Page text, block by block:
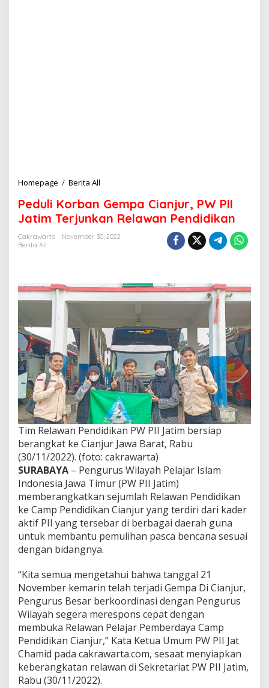
Homepage / Berita All
d
u
l
i
a
n
m
p
a
C
i
a
n
j
u
r
,
P
W
P
I
I
J
a
t
i
m
e
j
u
n
k
a
n
R
e
Peduli Korban Gempa Cianjur, PW PII
Jatim Terjunkan Relawan Pendidikan
Cakrawarta
November 30, 2022
Berita All
Tim Relawan Pendidikan PW PII Jatim bersiap
berangkat ke Cianjur Jawa Barat, Rabu
(30/11/2022). (foto: cakrawarta)
SURABAYA – Pengurus Wilayah Pelajar Islam
Indonesia Jawa Timur (PW PII Jatim)
memberangkatkan sejumlah Relawan Pendidikan
ke Camp Pendidikan Cianjur yang terdiri dari kader
aktif PII yang tersebar di berbagai daerah guna
untuk membantu pemulihan pasca bencana sesuai
dengan bidangnya.
“Kita semua mengetahui bahwa tanggal 21
November kemarin telah terjadi Gempa Di Cianjur,
Pengurus Besar berkoordinasi dengan Pengurus
Wilayah segera merespons cepat dengan
membuka Relawan Pelajar Pemberdaya Camp
Pendidikan Cianjur,” Kata Ketua Umum PW PII Jat
Chamid pada cakrawarta.com, sesaat menyiapkan
keberangkatan relawan di Sekretariat PW PII Jatim,
Rabu (30/11/2022).